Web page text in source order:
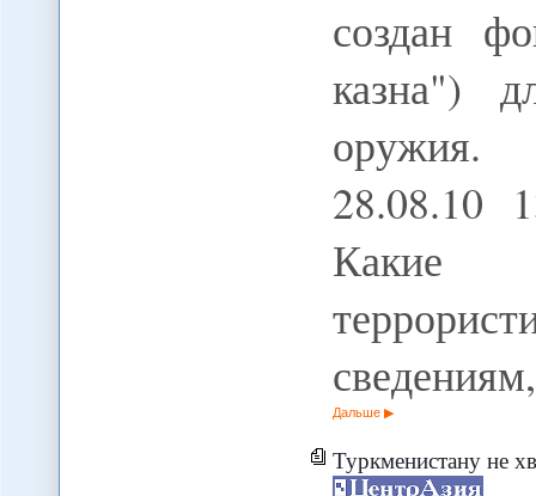
создан
казна")
оружия.
28.08.10
Какие
Дальше
Туркменистану не